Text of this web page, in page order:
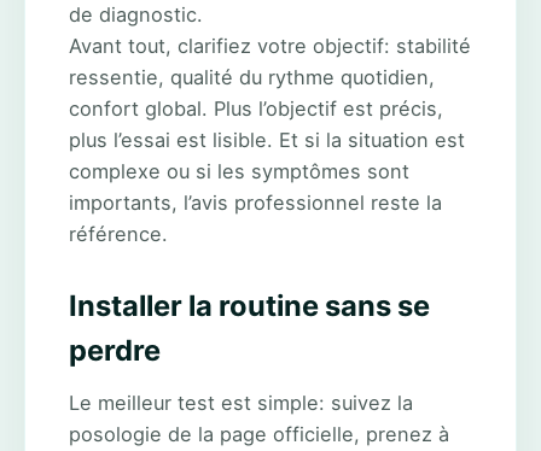
de diagnostic.
Avant tout, clarifiez votre objectif: stabilité
ressentie, qualité du rythme quotidien,
confort global. Plus l’objectif est précis,
plus l’essai est lisible. Et si la situation est
complexe ou si les symptômes sont
importants, l’avis professionnel reste la
référence.
Installer la routine sans se
perdre
Le meilleur test est simple: suivez la
posologie de la page officielle, prenez à